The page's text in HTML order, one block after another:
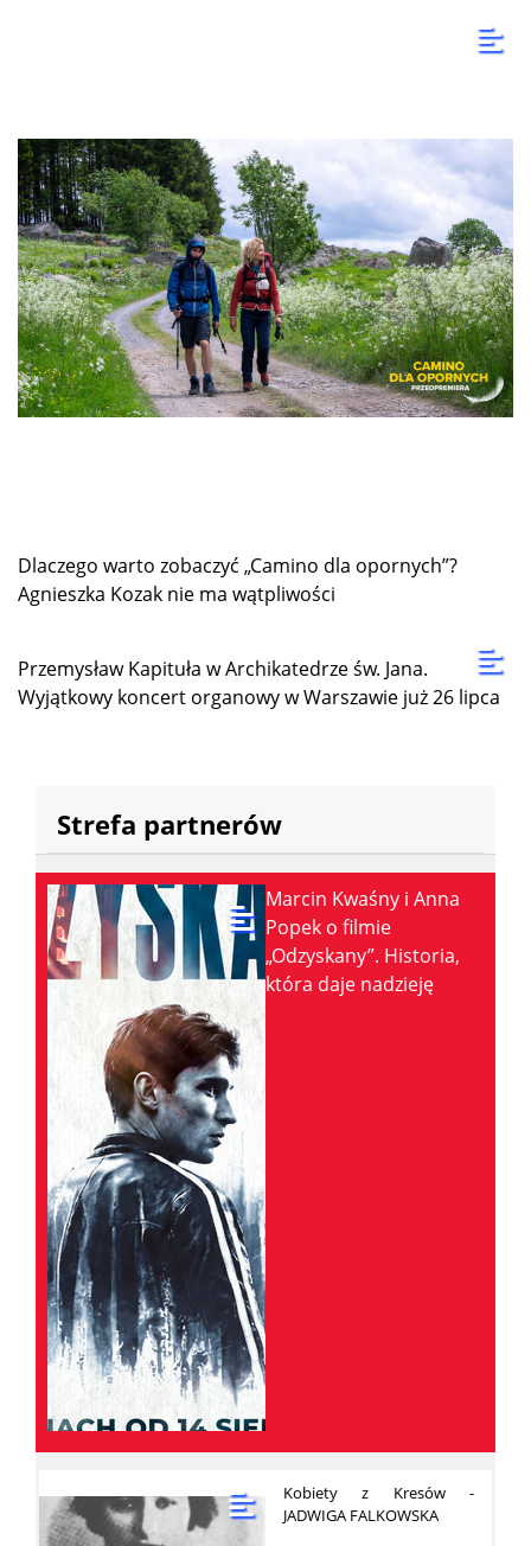
Dlaczego warto zobaczyć „Camino dla opornych”?
Agnieszka Kozak nie ma wątpliwości
Przemysław Kapituła w Archikatedrze św. Jana.
Wyjątkowy koncert organowy w Warszawie już 26 lipca
Strefa partnerów
Marcin Kwaśny i Anna
Popek o filmie
„Odzyskany”. Historia,
która daje nadzieję
Kobiety z Kresów -
JADWIGA FALKOWSKA